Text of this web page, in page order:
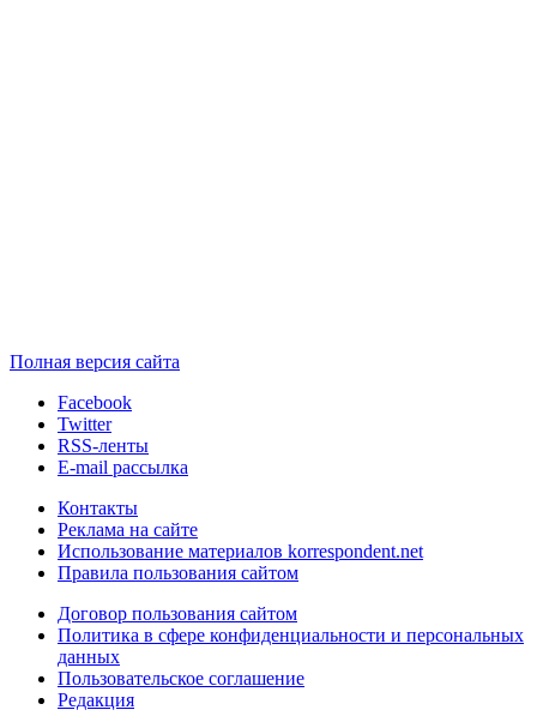
Полная версия сайта
Facebook
Twitter
RSS-ленты
E-mail рассылка
Контакты
Реклама на сайте
Использование материалов korrespondent.net
Правила пользования сайтом
Договор пользования сайтом
Политика в сфере конфиденциальности и персональных
данных
Пользовательское соглашение
Редакция